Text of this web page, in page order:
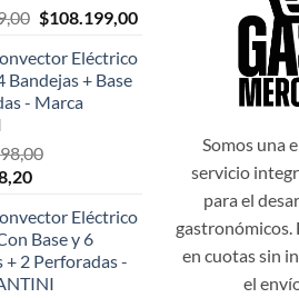
El
original
era:
$124.999,00.
$108.199,00El
actual
Eléctrico
Bandejas + Base
- Marca
El
actual
es:
$942.748,20.
Eléctrico
Base y 6
+ 2 Perforadas -
Somos una
servicio
para el
gastronómicos.
en cuotas sin
el